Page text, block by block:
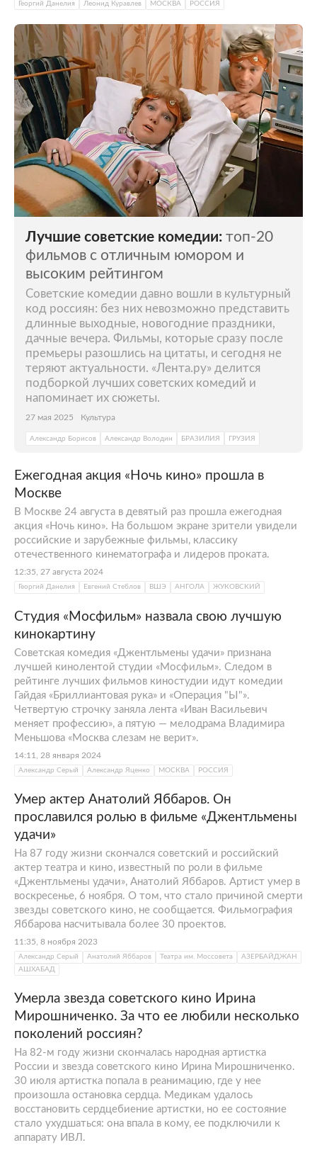
Георгий Данелия Леонид Куравлев МОСКВА РОССИЯ
Лучшие советские комедии: топ-20
фильмов с отличным юмором и
высоким рейтингом
Советские комедии давно вошли в культурный
код россиян: без них невозможно представить
длинные выходные, новогодние праздники,
дачные вечера. Фильмы, которые сразу после
премьеры разошлись на цитаты, и сегодня не
теряют актуальности. «Лента.ру» делится
подборкой лучших советских комедий и
напоминает их сюжеты.
27 мая 2025 Культура
Александр Борисов Александр Володин БРАЗИЛИЯ ГРУЗИЯ
Ежегодная акция «Ночь кино» прошла в
Москве
В Москве 24 августа в девятый раз прошла ежегодная
акция «Ночь кино». На большом экране зрители увидели
российские и зарубежные фильмы, классику
отечественного кинематографа и лидеров проката.
12:35, 27 августа 2024
Георгий Данелия Евгений Стеблов ВШЭ АНГОЛА ЖУКОВСКИЙ
Студия «Мосфильм» назвала свою лучшую
кинокартину
Советская комедия «Джентльмены удачи» признана
лучшей кинолентой студии «Мосфильм». Следом в
рейтинге лучших фильмов киностудии идут комедии
Гайдая «Бриллиантовая рука» и «Операция "Ы"».
Четвертую строчку заняла лента «Иван Васильевич
меняет профессию», а пятую — мелодрама Владимира
Меньшова «Москва слезам не верит».
14:11, 28 января 2024
Александр Серый Александр Яценко МОСКВА РОССИЯ
Умер актер Анатолий Яббаров. Он
прославился ролью в фильме «Джентльмены
удачи»
На 87 году жизни скончался советский и российский
актер театра и кино, известный по роли в фильме
«Джентльмены удачи», Анатолий Яббаров. Артист умер в
воскресенье, 6 ноября. О том, что стало причиной смерти
звезды советского кино, не сообщается. Фильмография
Яббарова насчитывала более 30 проектов.
11:35, 8 ноября 2023
Александр Серый Анатолий Яббаров Театра им. Моссовета
АЗЕРБАЙДЖАН
АШХАБАД
Умерла звезда советского кино Ирина
Мирошниченко. За что ее любили несколько
поколений россиян?
На 82-м году жизни скончалась народная артистка
России и звезда советского кино Ирина Мирошниченко.
30 июля артистка попала в реанимацию, где у нее
произошла остановка сердца. Медикам удалось
восстановить сердцебиение артистки, но ее состояние
стало ухудшаться: она впала в кому, ее подключили к
аппарату ИВЛ.